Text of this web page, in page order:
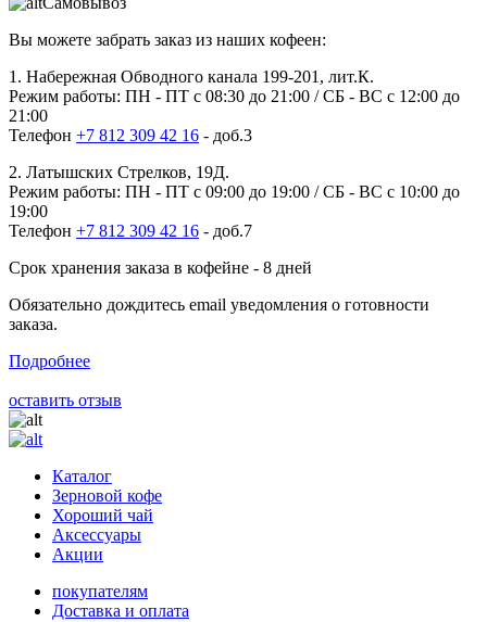
Вы можете забрать заказ из наших кофеен:
1. Набережная Обводного канала 199-201, лит.К.
Режим работы: ПН - ПТ с 08:30 до 21:00 / СБ - ВС с 12:00 до
21:00
Телефон +7 812 309 42 16 - доб.3
2. Латышских Стрелков, 19Д.
Режим работы: ПН - ПТ с 09:00 до 19:00 / СБ - ВС с 10:00 до
19:00
Телефон +7 812 309 42 16 - доб.7
Срок хранения заказа в кофейне - 8 дней
Обязательно дождитесь email уведомления о готовности
заказа.
Подробнее
оставить отзыв
Каталог
Зерновой кофе
Хороший чай
Аксессуары
Акции
покупателям
Доставка и оплата